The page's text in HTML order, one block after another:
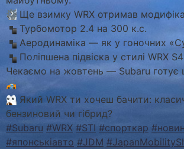
Ще взимку WRX отримав
Турбомотор 2.4 на 300 к.с.
Аеродинаміка — як у гоночних
Поліпшена підвіска у стилі WRX
Чекаємо на жовтень — Subaru готує
Який WRX ти хочеш бачити:
бензиновий чи гібрид?
#Subaru #WRX #STI #спорткар
#японськіавто #JDM